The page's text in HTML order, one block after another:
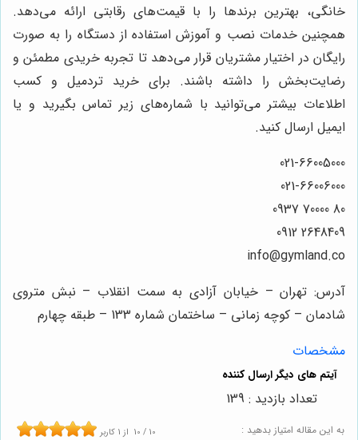
خانگی، بهترین برندها را با قیمت‌های رقابتی ارائه می‌دهد.
همچنین خدمات نصب و آموزش استفاده از دستگاه را به صورت
رایگان در اختیار مشتریان قرار می‌دهد تا تجربه خریدی مطمئن و
رضایت‌بخش را داشته باشند. برای خرید تردمیل و کسب
اطلاعات بیشتر می‌توانید با شماره‌های زیر تماس بگیرید و یا
ایمیل ارسال کنید.
021-66005000
021-66006000
80 70000 0937
2648409 0912
info@gymland.co
آدرس: تهران – خیابان آزادی به سمت انقلاب – نبش متروی
شادمان – کوچه زمانی – ساختمان شماره 133 – طبقه چهارم
مشخصات
به این مقاله امتیاز بدهید : 10 / 10 از 1 کاربر
تعداد بازدید : 139